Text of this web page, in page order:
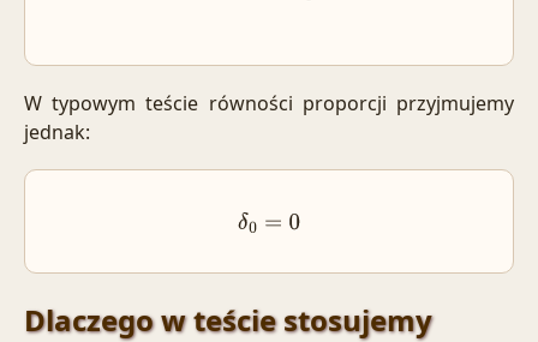
W typowym teście równości proporcji przyjmujemy
jednak:
δ 0=0
Dlaczego w teście stosujemy